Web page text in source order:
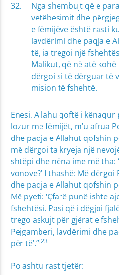
Nga shembujt që e
vetëbesimit dhe
e fëmijëve është rasti
lavdërimi dhe paqja e
të, ia tregoi një
Malikut, që në atë
dërgoi si të dërguar të
mision të fshehtë.
Enesi, Allahu qoftë i kënaqur
lozur me fëmijët, m’u afrua
dhe paqja e Allahut qofshin
më dërgoi ta kryeja një
shtëpi dhe nëna ime më tha:
vonove?’ I thashë: Më
dhe paqja e Allahut qofshin
Më pyeti: ‘Çfarë punë ishte
fshehtësi. Pasi që i dëgjoi
trego askujt për gjërat e
Pejgamberi, lavdërimi dhe
për të’.”[23]
Po ashtu rast tjetër: